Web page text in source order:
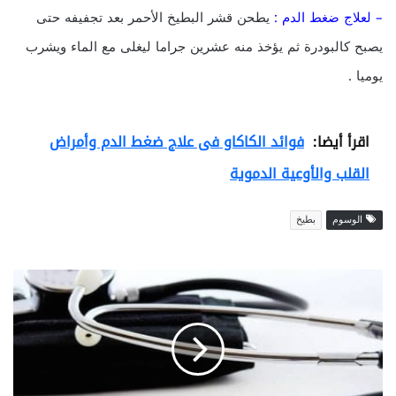
– لعلاج ضغط الدم : يطحن قشر البطيخ الأحمر بعد تجفيفه حتى
يصبح كالبودرة ثم يؤخذ منه عشرين جراما ليغلى مع الماء ويشرب
يوميا .
اقرأ أيضا: فوائد الكاكاو فى علاج ضغط الدم وأمراض
القلب والأوعية الدموية
الوسوم بطيخ
ي
ق
ة
ج
د